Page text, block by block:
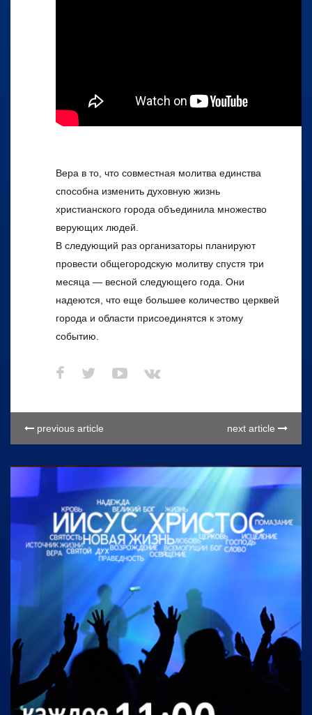
Вера в то, что совместная молитва единства
способна изменить духовную жизнь
христианского города объединила множество
верующих людей.
В следующий раз организаторы планируют
провести общегородскую молитву спустя три
месяца — весной следующего года. Они
надеются, что еще большее количество церквей
города и области присоединятся к этому
событию.
previous article next article